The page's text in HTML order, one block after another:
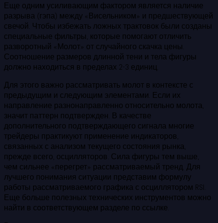
Еще одним усиливающим фактором является наличие
разрыва (гэпа) между «Висельником» и предшествующей
свечой. Чтобы избежать ложных трактовок были созданы
специальные фильтры, которые помогают отличить
разворотный «Молот» от случайного скачка цены.
Соотношение размеров длинной тени и тела фигуры
должно находиться в пределах 2-3 единиц.
Для этого важно рассматривать молот в контексте с
предыдущим и следующим элементами. Если их
направление разнонаправленно относительно молота,
значит паттерн подтвержден. В качестве
дополнительного подтверждающего сигнала многие
трейдеры практикуют применение индикаторов,
связанных с анализом текущего состояния рынка,
прежде всего, осцилляторов. Сила фигуры тем выше,
чем сильнее «перегрет» рассматриваемый тренд. Для
лучшего понимания ситуации представим формулу
работы рассматриваемого графика с осциллятором RSI.
Еще больше полезных технических инструментов можно
найти в соответствующем разделе по ссылке.